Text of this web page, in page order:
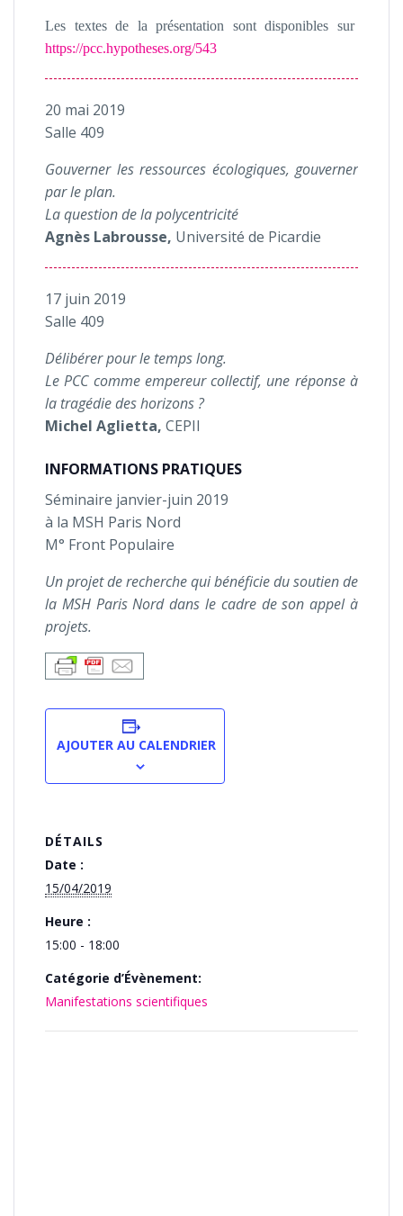
Les textes de la présentation sont disponibles sur
https://pcc.hypotheses.org/543
20 mai 2019
Salle 409
Gouverner les ressources écologiques, gouverner
par le plan.
La question de la polycentricité
Agnès Labrousse, Université de Picardie
17 juin 2019
Salle 409
Délibérer pour le temps long.
Le PCC comme empereur collectif, une réponse à
la tragédie des horizons ?
Michel Aglietta, CEPII
INFORMATIONS PRATIQUES
Séminaire janvier-juin 2019
à la MSH Paris Nord
M° Front Populaire
Un projet de recherche qui bénéficie du soutien de
la MSH Paris Nord dans le cadre de son appel à
projets.
AJOUTER AU CALENDRIER
DÉTAILS
Date :
15/04/2019
Heure :
15:00 - 18:00
Catégorie d’Évènement:
Manifestations scientifiques